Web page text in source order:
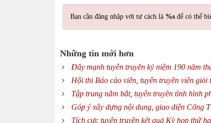
Bạn cần đăng nhập với tư cách là %s để có thể
Những tin mới hơn
Đẩy mạnh tuyên truyền kỷ niệm 190 năm
Hội thi Báo cáo viên, tuyên truyền viên
Tập trung nắm bắt, tuyên truyền tình hình
Góp ý xây dựng nội dung, giao diện Cổng
Tích cực tuyên truyền kết quả Kỳ họp thứ